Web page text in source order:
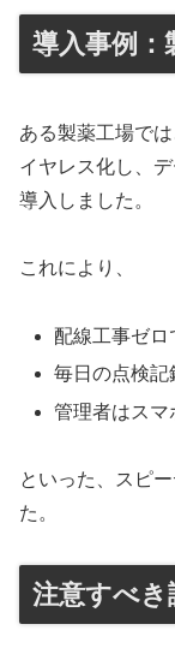
導入事例：
ある製薬工場で
イヤレス化し、
導入しました。
これにより、
配線工事ゼロ
毎日の点検記
管理者はスマ
といった、スピ
た。
注意すべき